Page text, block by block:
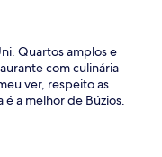
Quartos amplos e
com culinária
ver, respeito as
é a melhor de Búzios.